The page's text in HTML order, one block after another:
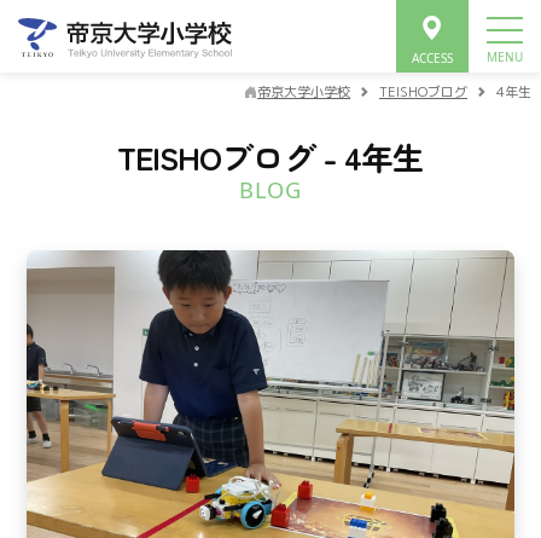
帝京大学小学校 TEISHOブログ 4年生
TEISHOブログ - 4年生
BLOG